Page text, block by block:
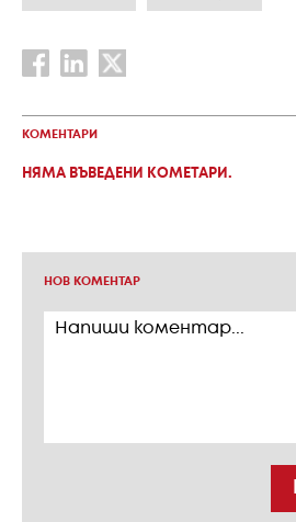
КОМЕНТАРИ
НЯМА ВЪВЕДЕНИ КОМЕТАРИ.
НОВ КОМЕНТАР